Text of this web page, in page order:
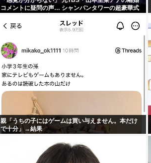
コメントに疑問の声… シャンパンタワーの超豪華式
親「うちの子にはゲームは買い与えません。本だけ
で十分」→結果